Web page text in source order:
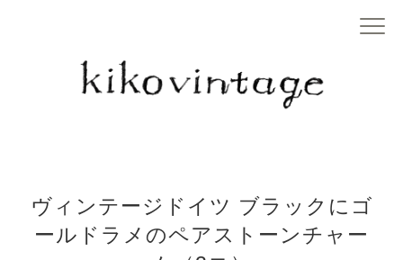
ヴィンテージドイツ ブラックにゴ
ールドラメのペアストーンチャー